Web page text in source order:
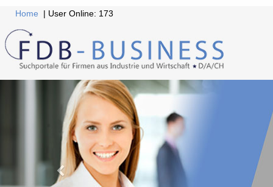
Home | User Online: 173